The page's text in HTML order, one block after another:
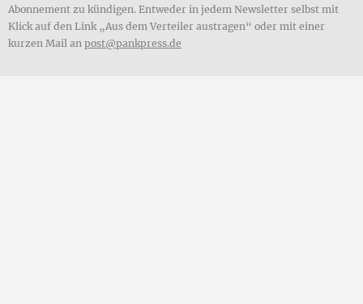
Abonnement zu kündigen. Entweder in jedem Newsletter selbst mit
Klick auf den Link „Aus dem Verteiler austragen“ oder mit einer
kurzen Mail an post@pankpress.de